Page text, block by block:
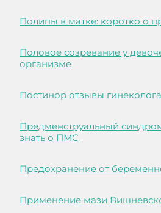
Полипы в матке: коротко о
Половое созревание у
организме
Постинор отзывы гинеколога
Предменструальный
знать о ПМС
Предохранение от
Применение мази